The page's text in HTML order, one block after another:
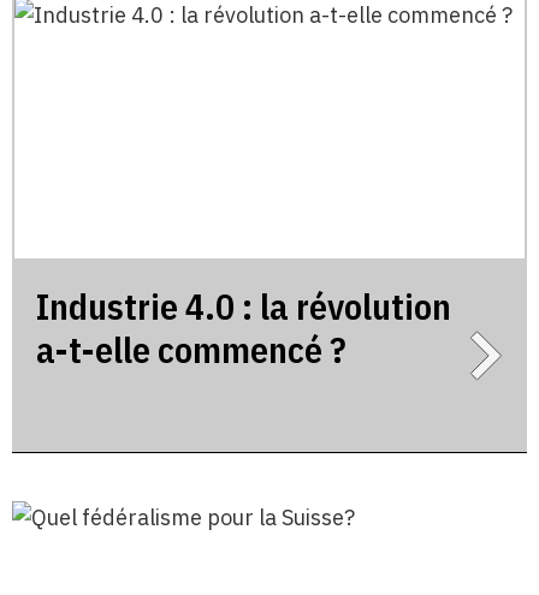
Industrie 4.0 : la révolution
a-t-elle commencé ?